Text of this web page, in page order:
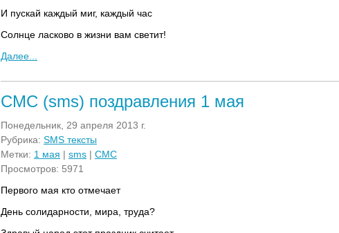
И пускай каждый миг, каждый час
Солнце ласково в жизни вам светит!
Далее...
СМС (sms) поздравления 1 мая
Понедельник, 29 апреля 2013 г.
Рубрика: SMS тексты
Метки: 1 мая | sms | СМС
Просмотров: 5971
Первого мая кто отмечает
День солидарности, мира, труда?